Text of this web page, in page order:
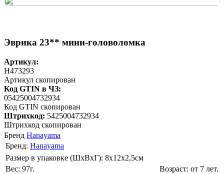
Эврика 23** мини-головоломка
Артикул:
H473293
Артикул скопирован
Код GTIN в ЧЗ:
05425004732934
Код GTIN скопирован
Штрихкод: 5425004732934
Штрихкод скопирован
Бренд Hanayama
Бренд: Hanayama
Размер в упаковке (ШхВxГ): 8х12х2,5cм
Вес: 97г.
Возраст: от 7 лет.